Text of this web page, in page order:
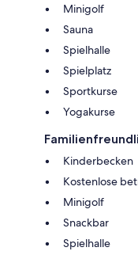
Minigolf
Sauna
Spielhalle
Spielplatz
Sportkurse
Yogakurse
Kinderbecken
Kostenlose
Minigolf
Snackbar
Spielhalle